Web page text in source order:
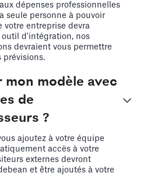
dépenses professionnelles
seule personne à pouvoir
votre entreprise devra
d'intégration, nos
devraient vous permettre
prévisions.
modèle avec
de
?
ajoutez à votre équipe
accès à votre
externes devront
et être ajoutés à votre